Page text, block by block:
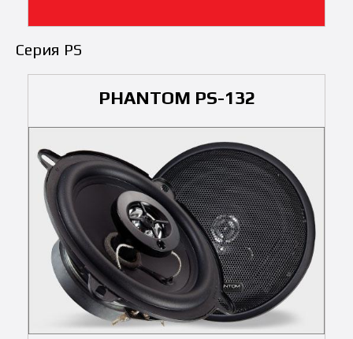
Серия PS
PHANTOM PS-132